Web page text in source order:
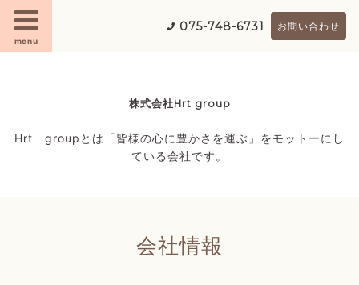
menu
075-748-6731 お問い合わせ
株式会社Hrt group
Hrt groupとは「皆様の心に豊かさを運ぶ」をモットーにし
ている会社です。
会社情報